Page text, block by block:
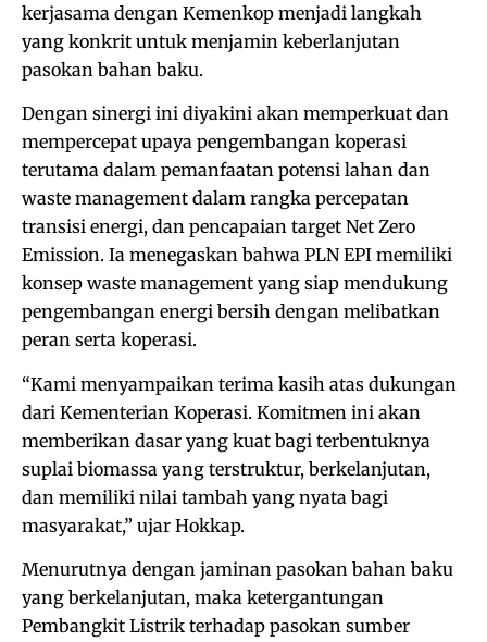
kerjasama dengan Kemenkop menjadi langkah
yang konkrit untuk menjamin keberlanjutan
pasokan bahan baku.
Dengan sinergi ini diyakini akan memperkuat dan
mempercepat upaya pengembangan koperasi
terutama dalam pemanfaatan potensi lahan dan
waste management dalam rangka percepatan
transisi energi, dan pencapaian target Net Zero
Emission. Ia menegaskan bahwa PLN EPI memiliki
konsep waste management yang siap mendukung
pengembangan energi bersih dengan melibatkan
peran serta koperasi.
“Kami menyampaikan terima kasih atas dukungan
dari Kementerian Koperasi. Komitmen ini akan
memberikan dasar yang kuat bagi terbentuknya
suplai biomassa yang terstruktur, berkelanjutan,
dan memiliki nilai tambah yang nyata bagi
masyarakat,” ujar Hokkap.
Menurutnya dengan jaminan pasokan bahan baku
yang berkelanjutan, maka ketergantungan
Pembangkit Listrik terhadap pasokan sumber